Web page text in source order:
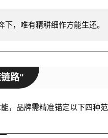
，唯有精耕细作方能生还。
路"
，品牌需精准锚定以下四种范